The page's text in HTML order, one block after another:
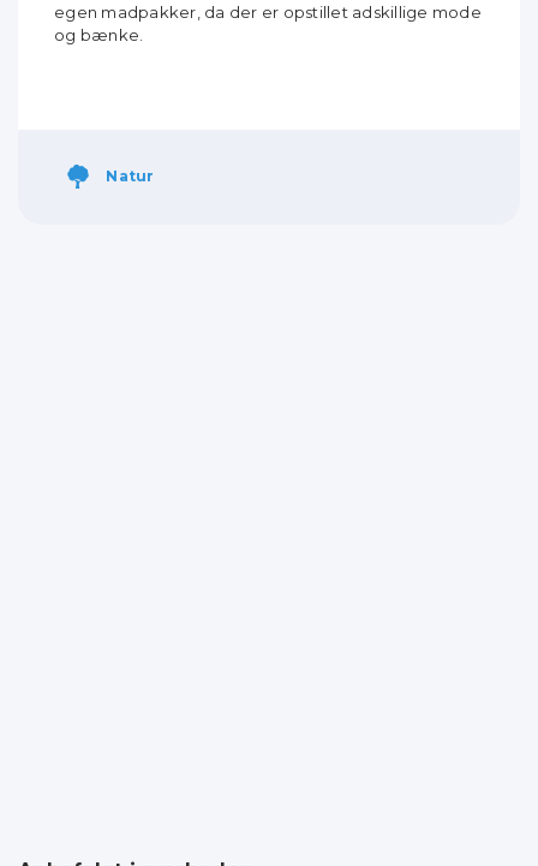
egen madpakker, da der er opstillet adskillige mode
og bænke.
Natur